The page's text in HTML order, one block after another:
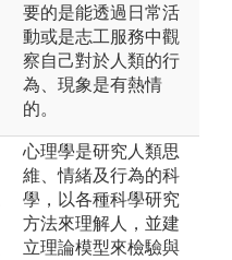
要的是能透過日常活
動或是志工服務中觀
察自己對於人類的行
為、現象是有熱情
的。
心理學是研究人類思
維、情緒及行為的科
學，以各種科學研究
方法來理解人，並建
立理論模型來檢驗與